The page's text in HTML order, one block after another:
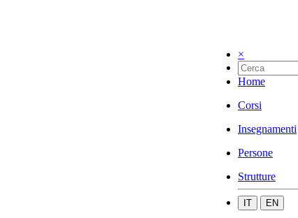
×
Home
Corsi
Insegnamenti
Persone
Strutture
IT EN